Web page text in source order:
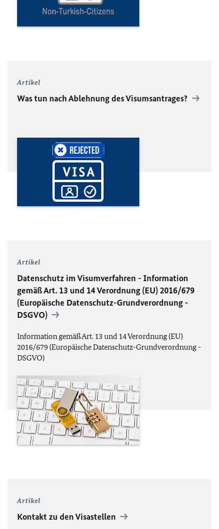
Artikel
Was tun nach Ablehnung des Visumsantrages?
Artikel
Datenschutz im Visumverfahren - Information
gemäß Art. 13 und 14 Verordnung (EU) 2016/679
(Europäische Datenschutz-Grundverordnung -
DSGVO)
Information gemäß Art. 13 und 14 Verordnung (EU)
2016/679 (Europäische Datenschutz-Grundverordnung -
DSGVO)
Artikel
Kontakt zu den Visastellen